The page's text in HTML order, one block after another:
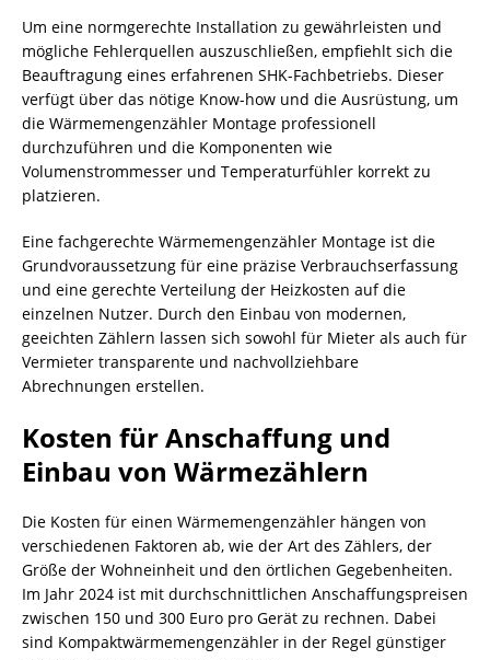
Um eine normgerechte Installation zu gewährleisten und
mögliche Fehlerquellen auszuschließen, empfiehlt sich die
Beauftragung eines erfahrenen SHK-Fachbetriebs. Dieser
verfügt über das nötige Know-how und die Ausrüstung, um
die Wärmemengenzähler Montage professionell
durchzuführen und die Komponenten wie
Volumenstrommesser und Temperaturfühler korrekt zu
platzieren.
Eine fachgerechte Wärmemengenzähler Montage ist die
Grundvoraussetzung für eine präzise Verbrauchserfassung
und eine gerechte Verteilung der Heizkosten auf die
einzelnen Nutzer. Durch den Einbau von modernen,
geeichten Zählern lassen sich sowohl für Mieter als auch für
Vermieter transparente und nachvollziehbare
Abrechnungen erstellen.
Kosten für Anschaffung und
Einbau von Wärmezählern
Die Kosten für einen Wärmemengenzähler hängen von
verschiedenen Faktoren ab, wie der Art des Zählers, der
Größe der Wohneinheit und den örtlichen Gegebenheiten.
Im Jahr 2024 ist mit durchschnittlichen Anschaffungspreisen
zwischen 150 und 300 Euro pro Gerät zu rechnen. Dabei
sind Kompaktwärmemengenzähler in der Regel günstiger